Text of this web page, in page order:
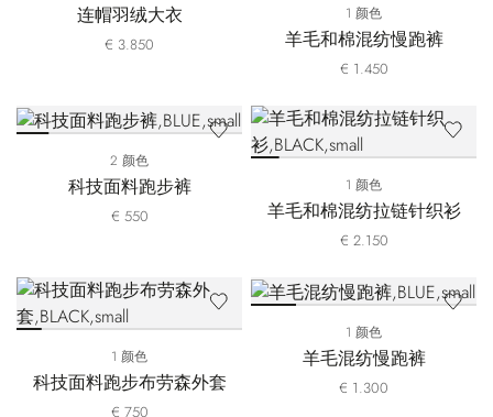
连帽羽绒大衣
€ 3.850
1 颜色
羊毛和棉混纺慢跑裤
€ 1.450
2 颜色
科技面料跑步裤
€ 550
1 颜色
羊毛和棉混纺拉链针织衫
€ 2.150
1 颜色
科技面料跑步布劳森外套
€ 750
1 颜色
羊毛混纺慢跑裤
€ 1.300